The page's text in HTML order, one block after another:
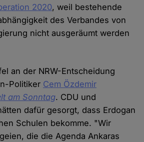
2020, weil bestehende
des Verbandes von
nicht ausgeräumt werden
an der NRW-Entscheidung
Politiker Cem Özdemir
am Sonntag. CDU und
dafür gesorgt, dass Erdogan
Schulen bekomme. "Wir
die die Agenda Ankaras